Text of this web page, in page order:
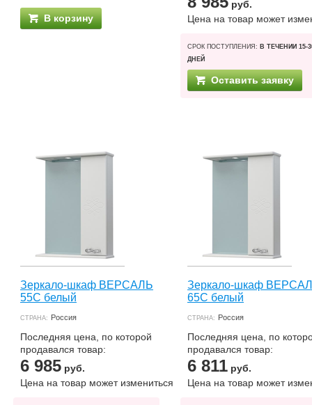
В корзину
руб.
Цена на товар может
СРОК ПОСТУПЛЕНИЯ: В ТЕЧЕНИИ 15-
ДНЕЙ
Оставить заявку
Зеркало-шкаф ВЕРСАЛЬ
55С белый
СТРАНА: Россия
Последняя цена, по которой
продавался товар:
6 985 руб.
Цена на товар может измениться
Зеркало-шкаф
65С белый
СТРАНА: Россия
Последняя цена, по
продавался товар:
6 811 руб.
Цена на товар может